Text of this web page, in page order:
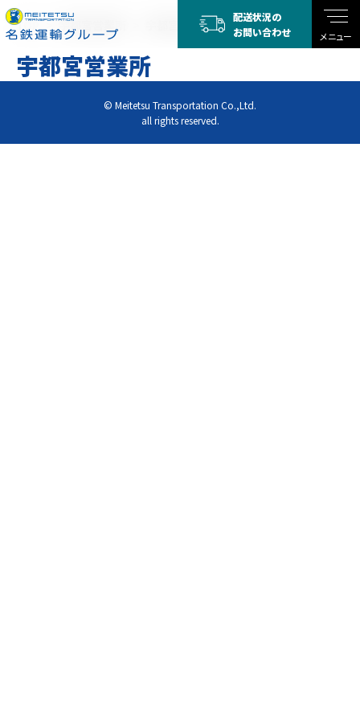
メニュー
配送状況の
お問い合わせ
TOP 宇都宮営業所 宇都宮営業所
宇都宮営業所
© Meitetsu Transportation Co.,Ltd.
all rights reserved.